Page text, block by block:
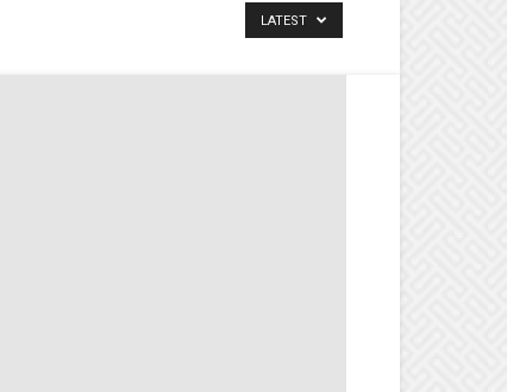
LATEST